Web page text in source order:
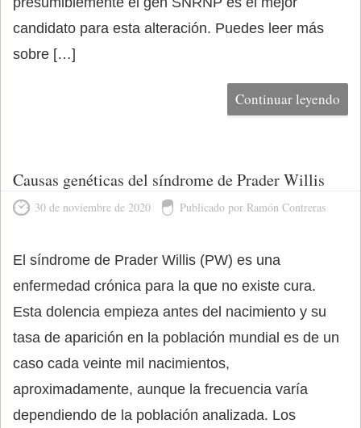
candidato para esta alteración. Puedes leer más
sobre […]
Continuar leyendo
Causas genéticas del síndrome de Prader Willis
30 de noviembre de 2020 Publicado por Ramón Contreras
El síndrome de Prader Willis (PW) es una
enfermedad crónica para la que no existe cura.
Esta dolencia empieza antes del nacimiento y su
tasa de aparición en la población mundial es de un
caso cada veinte mil nacimientos,
aproximadamente, aunque la frecuencia varía
dependiendo de la población analizada. Los